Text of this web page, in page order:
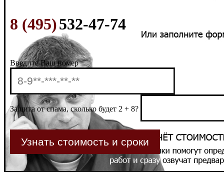
8 (495)532-47-74
Введите Ваш номер
Защита от спама, сколько будет 2 + 8?